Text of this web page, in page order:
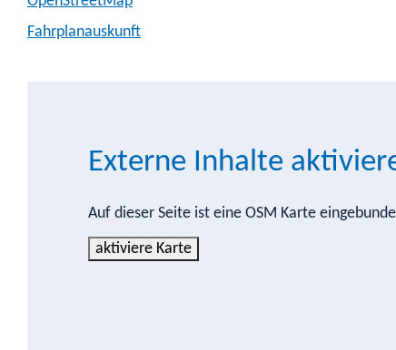
Fahrplanauskunft
Externe Inhalte
Auf dieser Seite ist eine OSM Karte
aktiviere Karte